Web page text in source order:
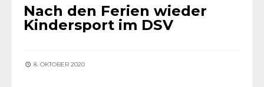
Nach den Ferien wieder
Kindersport im DSV
8. OKTOBER 2020